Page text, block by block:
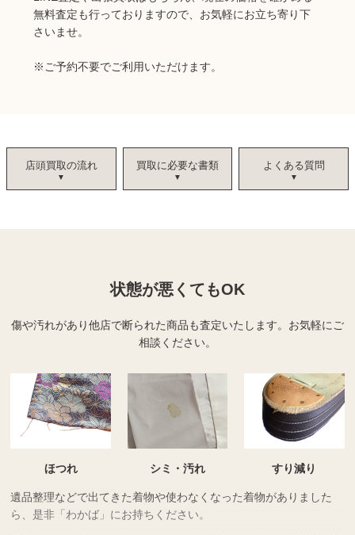
無料査定も行っておりますので、お気軽にお立ち寄り下
さいませ。
※ご予約不要でご利用いただけます。
店頭買取の流れ 買取に必要な書類 よくある質問
状態が悪くてもOK
傷や汚れがあり他店で断られた商品も査定いたします。 お気軽にご
相談ください。
ほつれ シミ・汚れ すり減り
遺品整理などで出てきた着物や使わなくなった着物がありました
ら、是非「わかば」にお持ちください。